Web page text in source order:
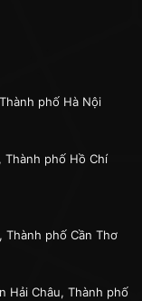
phố Hà Nội
Thành phố Hồ Chí
Thành phố Cần Thơ
Hải Châu, Thành phố